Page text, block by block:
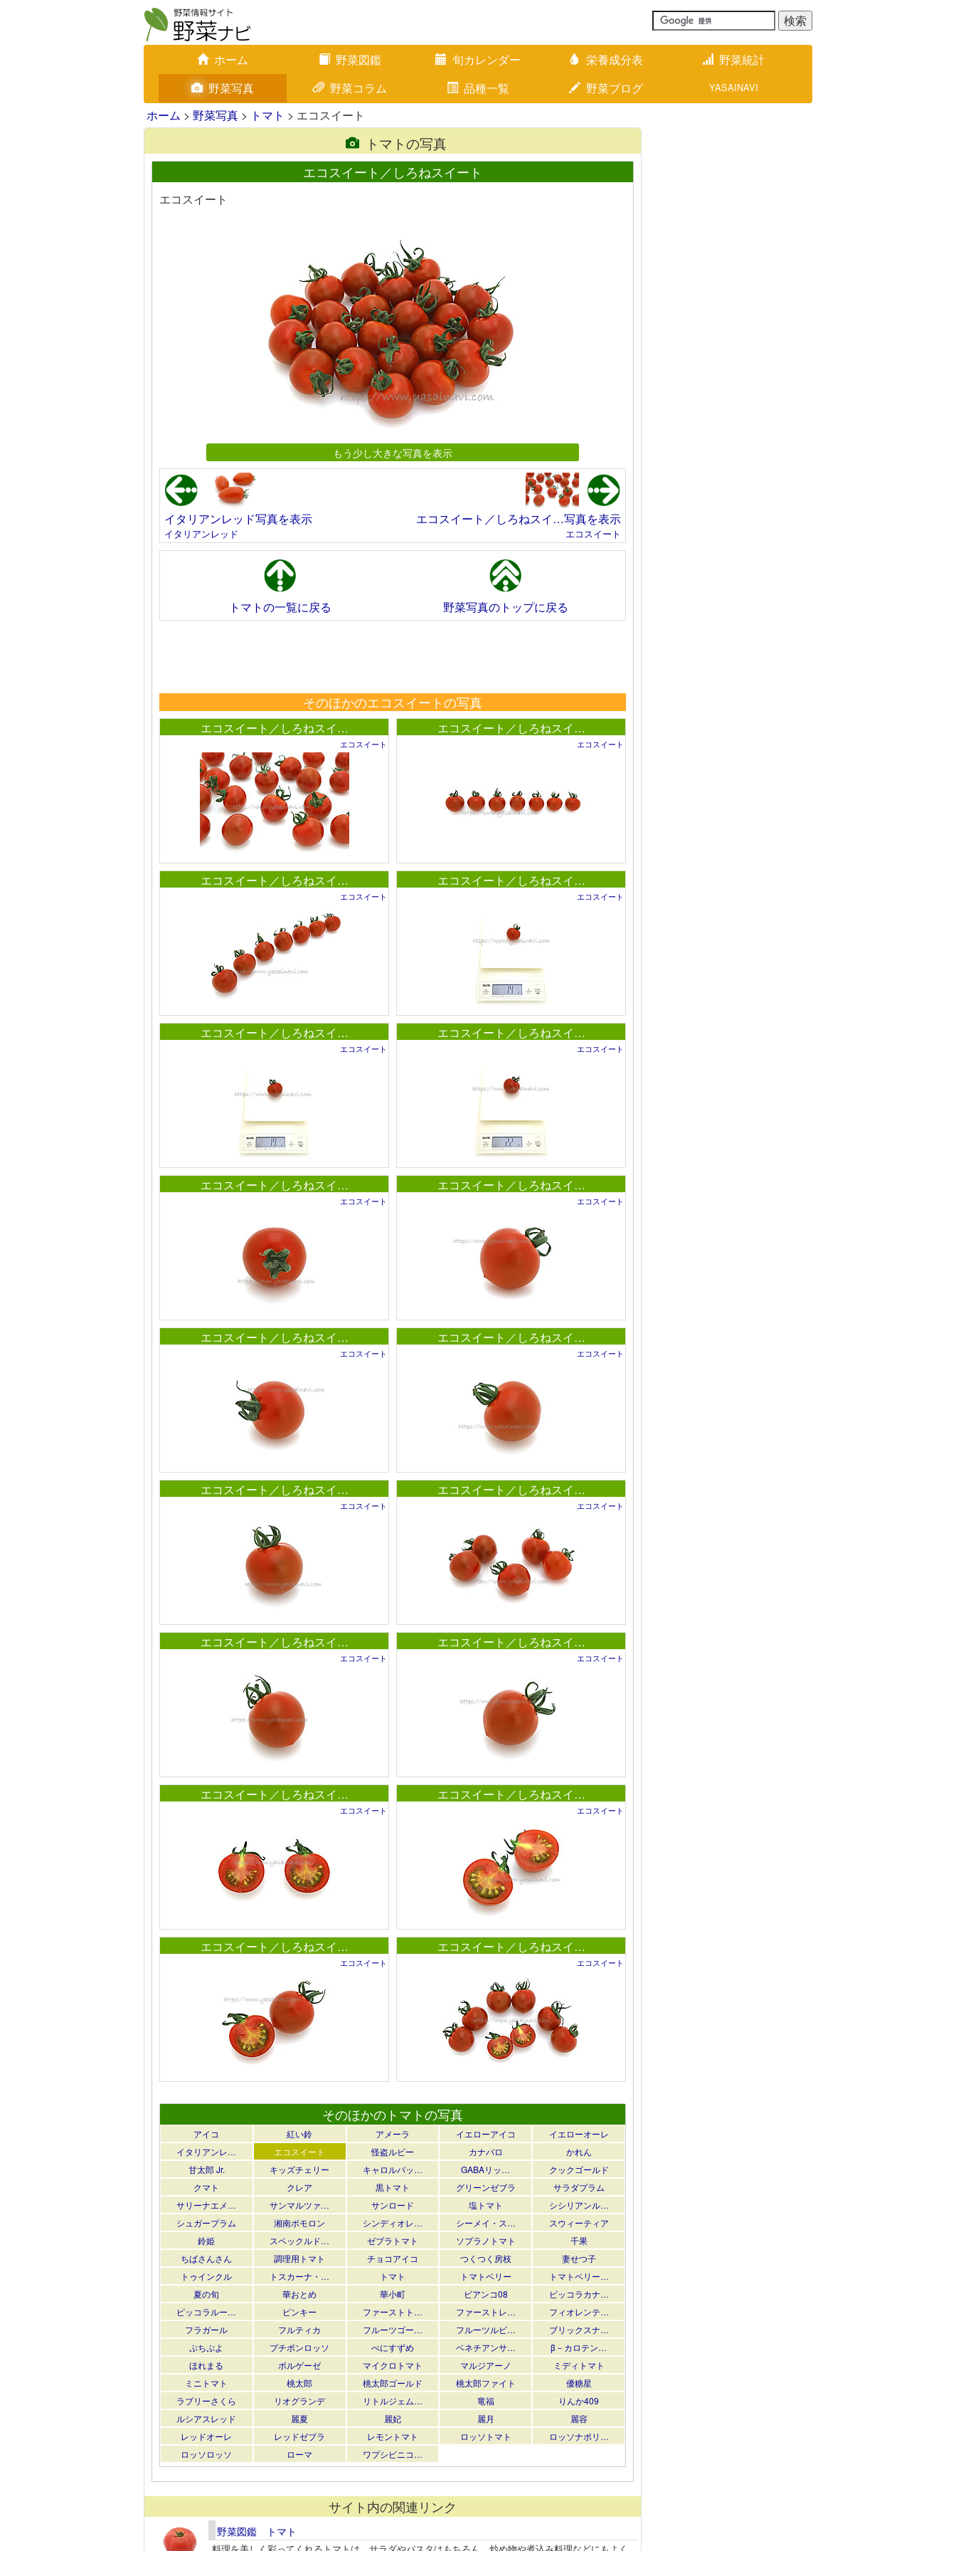
ホーム 野菜図鑑 旬カレンダー 栄養成分表
野菜統計
野菜写真
野菜コラム 品種一覧 野菜ブログ YASAINAVI
ホーム > 野菜写真 > トマト > エコスイート
トマトの写真
エコスイート／しろねスイート
エコスイート
もう少し大きな写真を表示
イタリアンレッド写真を表示
イタリアンレッド
エコスイート／しろねスイ…写真を表示
エコスイート
トマトの一覧に戻る 野菜写真のトップに戻る
そのほかのエコスイートの写真
エコスイート／しろねスイ…
エコスイート
エコスイート／しろねスイ…
エコスイート
エコスイート／しろねスイ…
エコスイート
エコスイート／しろねスイ…
エコスイート
エコスイート／しろねスイ…
エコスイート
エコスイート／しろねスイ…
エコスイート
エコスイート／しろねスイ…
エコスイート
エコスイート／しろねスイ…
エコスイート
エコスイート／しろねスイ…
エコスイート
エコスイート／しろねスイ…
エコスイート
エコスイート／しろねスイ…
エコスイート
エコスイート／しろねスイ…
エコスイート
エコスイート／しろねスイ…
エコスイート
エコスイート／しろねスイ…
エコスイート
エコスイート／しろねスイ…
エコスイート
エコスイート／しろねスイ…
エコスイート
エコスイート／しろねスイ…
エコスイート
エコスイート／しろねスイ…
エコスイート
そのほかのトマトの写真
アイコ 紅い鈴 アメーラ イエローアイコ
イエローオーレ
イタリアンレ…
エコスイート 怪盗ルビー カナバロ
かれん
甘太郎 Jr.
キッズチェリー キャロルパッ… GABAリッ…
クックゴールド
クマト
クレア 黒トマト グリーンゼブラ
サラダプラム
サリーナエメ…
サンマルツァ… サンロード 塩トマト
シシリアンル…
シュガープラム
湘南ポモロン シンディオレ… シーメイ・ス…
スウィーティア
鈴姫
スペックルド… ゼブラトマト ソプラノトマト
千果
ちばさんさん
調理用トマト チョコアイコ つくつく房枝
妻せつ子
トゥインクル
トスカーナ・… トマト トマトベリー
トマトベリー…
夏の旬
華おとめ 華小町 ビアンコ08
ピッコラカナ…
ピッコラルー…
ピンキー ファーストト… ファーストレ…
フィオレンテ…
フラガール
フルティカ フルーツゴー… フルーツルビ…
ブリックスナ…
ぷちぷよ
プチポンロッソ べにすずめ ベネチアンサ…
β－カロテン…
ほれまる
ボルゲーゼ マイクロトマト マルジアーノ
ミディトマト
ミニトマト
桃太郎 桃太郎ゴールド 桃太郎ファイト
優糖星
ラブリーさくら
リオグランデ リトルジェム… 竜福
りんか409
ルシアスレッド
麗夏 麗妃 麗月
麗容
レッドオーレ
レッドゼブラ レモントマト ロッソトマト
ロッソナポリ…
ロッソロッソ
ローマ ワプシピニコ…
サイト内の関連リンク
野菜図鑑 トマト